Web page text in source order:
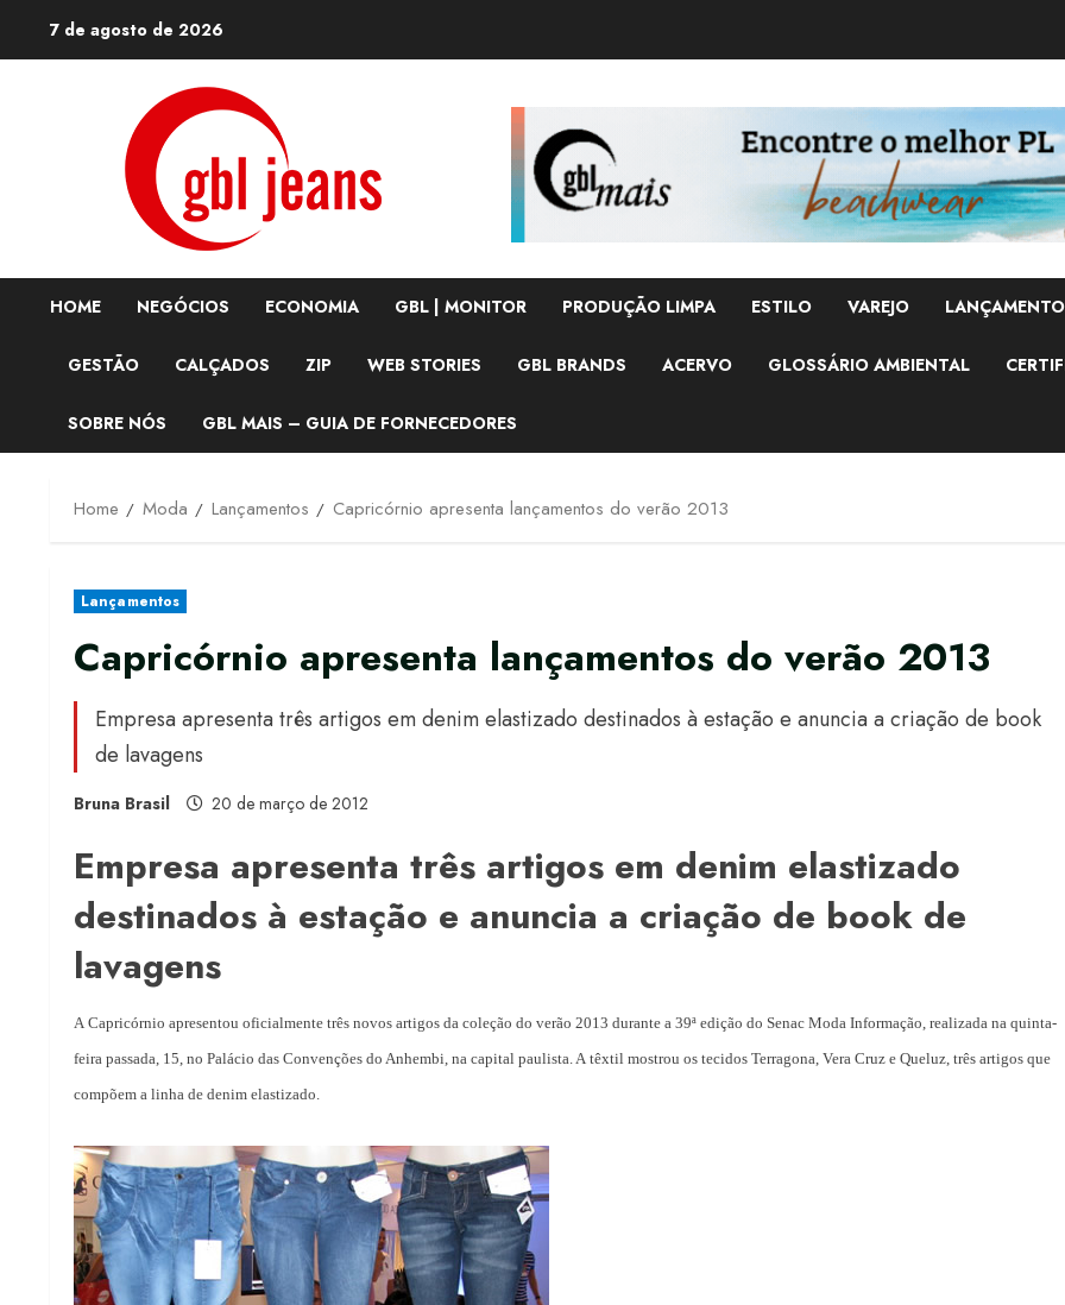
7 de agosto de 2026
HOME NEGÓCIOS ECONOMIA GBL | MONITOR PRODUÇÃO LIMPA ESTILO VAREJO
GESTÃO CALÇADOS ZIP WEB STORIES GBL BRANDS ACERVO GLOSSÁRIO AMBIENTAL
SOBRE NÓS GBL MAIS – GUIA DE FORNECEDORES
Home Moda Lançamentos Capricórnio apresenta lançamentos do verão 2013
Lançamentos
Capricórnio apresenta lançamentos do verão 2013
Empresa apresenta três artigos em denim elastizado destinados à estação e anuncia a criação de book
de lavagens
Bruna Brasil 20 de março de 2012
Empresa apresenta três artigos em denim elastizado
destinados à estação e anuncia a criação de book de
lavagens
A Capricórnio apresentou oficialmente três novos artigos da coleção do verão 2013 durante a 39ª edição do Senac Moda Informação, realizada na quinta-
feira passada, 15, no Palácio das Convenções do Anhembi, na capital paulista. A têxtil mostrou os tecidos Terragona, Vera Cruz e Queluz, três artigos que
compõem a linha de denim elastizado.